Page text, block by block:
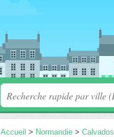
Accueil > Normandie > Calvados